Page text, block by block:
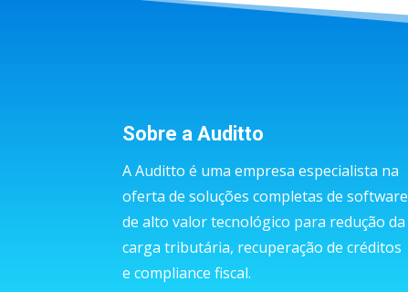
Sobre a Auditto
A Auditto é uma empresa especialista na
oferta de soluções completas de software
de alto valor tecnológico para redução da
carga tributária, recuperação de créditos
e compliance fiscal.